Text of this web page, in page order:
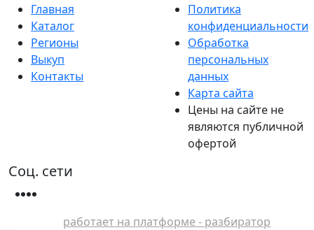
Главная
Каталог
Регионы
Выкуп
Контакты
Политика
конфиденциальности
Обработка
персональных
данных
Карта сайта
Цены на сайте не
являются публичной
офертой
Соц. сети
работает на платформе - разбиратор